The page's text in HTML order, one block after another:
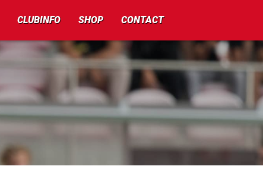
CLUBINFO SHOP CONTACT